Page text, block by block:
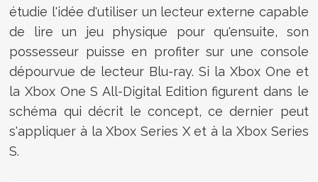
étudie l'idée d'utiliser un lecteur externe capable
de lire un jeu physique pour qu'ensuite, son
possesseur puisse en profiter sur une console
dépourvue de lecteur Blu-ray. Si la Xbox One et
la Xbox One S All-Digital Edition figurent dans le
schéma qui décrit le concept, ce dernier peut
s'appliquer à la Xbox Series X et à la Xbox Series
S.